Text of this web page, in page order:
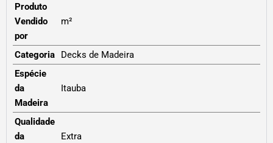
Produto
Vendido
por
m²
Categoria
Decks de Madeira
Espécie
da
Madeira
Itauba
Qualidade
da
Extra